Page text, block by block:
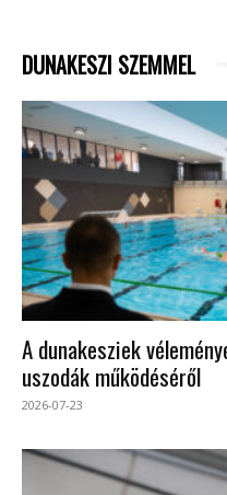
DUNAKESZI SZEMMEL
A dunakesziek
uszodák működéséről
2026-07-23